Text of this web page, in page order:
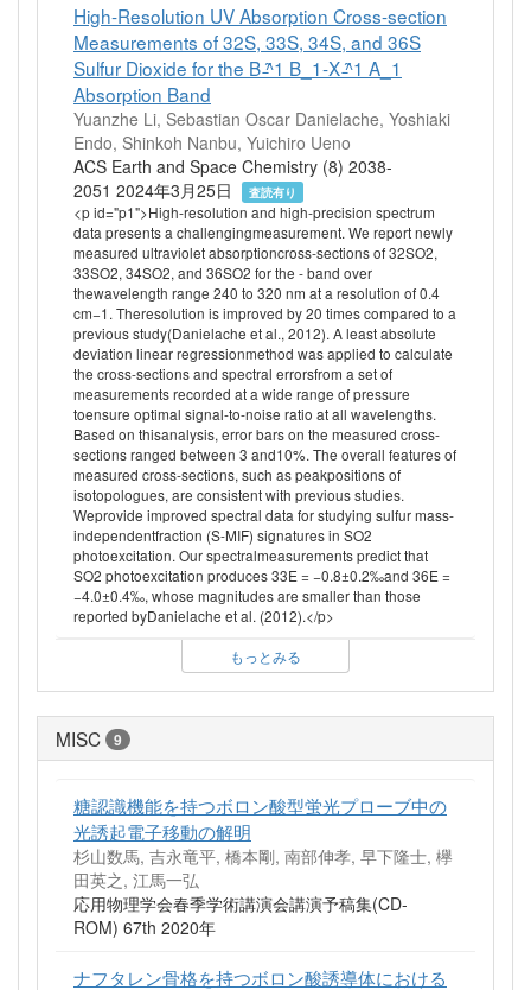
High-Resolution UV Absorption Cross-section
Measurements of 32S, 33S, 34S, and 36S
Sulfur Dioxide for the B ̵̃^1 B_1-X ̵̃^1 A_1
Absorption Band
Yuanzhe Li, Sebastian Oscar Danielache, Yoshiaki
Endo, Shinkoh Nanbu, Yuichiro Ueno
ACS Earth and Space Chemistry (8) 2038-
2051 2024年3月25日
査読有り
<p id="p1">High-resolution and high-precision spectrum
data presents a challengingmeasurement. We report newly
measured ultraviolet absorptioncross-sections of 32SO2,
33SO2, 34SO2, and 36SO2 for the - band over
thewavelength range 240 to 320 nm at a resolution of 0.4
cm−1. Theresolution is improved by 20 times compared to a
previous study(Danielache et al., 2012). A least absolute
deviation linear regressionmethod was applied to calculate
the cross-sections and spectral errorsfrom a set of
measurements recorded at a wide range of pressure
toensure optimal signal-to-noise ratio at all wavelengths.
Based on thisanalysis, error bars on the measured cross-
sections ranged between 3 and10%. The overall features of
measured cross-sections, such as peakpositions of
isotopologues, are consistent with previous studies.
Weprovide improved spectral data for studying sulfur mass-
independentfraction (S-MIF) signatures in SO2
photoexcitation. Our spectralmeasurements predict that
SO2 photoexcitation produces 33E = −0.8±0.2‰and 36E =
−4.0±0.4‰, whose magnitudes are smaller than those
reported byDanielache et al. (2012).</p>
もっとみる
MISC 9
糖認識機能を持つボロン酸型蛍光プローブ中の
光誘起電子移動の解明
杉山数馬, 吉永竜平, 橋本剛, 南部伸孝, 早下隆士, 欅
田英之, 江馬一弘
応用物理学会春季学術講演会講演予稿集(CD-
ROM) 67th 2020年
ナフタレン骨格を持つボロン酸誘導体における